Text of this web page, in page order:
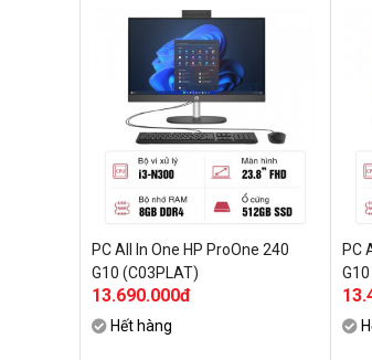
PC All In One HP ProOne 240
G10 (C03PLAT)
13.690.000đ
Hết hàng
PC